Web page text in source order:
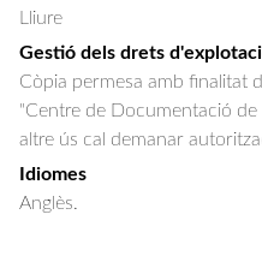
Lliure
Gestió dels drets
Còpia permesa amb finalitat
"Centre de Documentació de
altre ús cal demanar
Idiomes
Anglès.